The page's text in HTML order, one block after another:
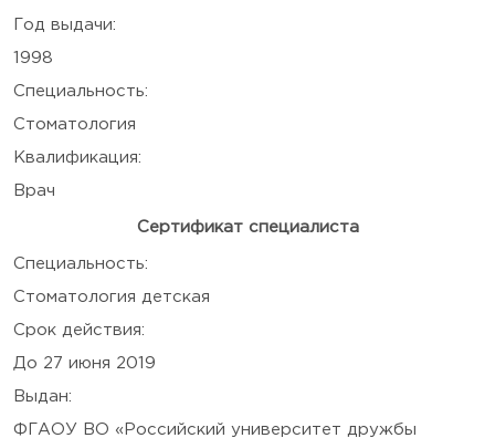
Год выдачи:
1998
Специальность:
Стоматология
Квалификация:
Врач
Сертификат специалиста
Специальность:
Стоматология детская
Срок действия:
До 27 июня 2019
Выдан:
ФГАОУ ВО «Российский университет дружбы